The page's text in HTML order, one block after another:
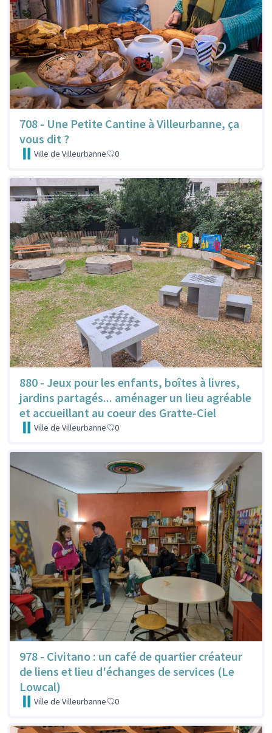
708 - Une Petite Cantine à Villeurbanne, ça
vous dit ?
Ville de Villeurbanne 0
880 - Jeux pour les enfants, boîtes à livres,
jardins partagés... aménager un lieu agréable
et accueillant au coeur des Gratte-Ciel
Ville de Villeurbanne 0
978 - Civitano : un café de quartier créateur
de liens et lieu d'échanges de services (Le
Lowcal)
Ville de Villeurbanne 0